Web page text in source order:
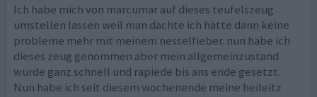
Ich habe mich von marcumar auf dieses teufelszeug
umstellen lassen weil man dachte ich hätte dann keine
probleme mehr mit meinem nesselfieber. nun habe ich
dieses zeug genommen aber mein allgemeinzustand
wurde ganz schnell und rapiede bis ans ende gesetzt.
Nun habe ich seit diesem wochenende meine heileitz